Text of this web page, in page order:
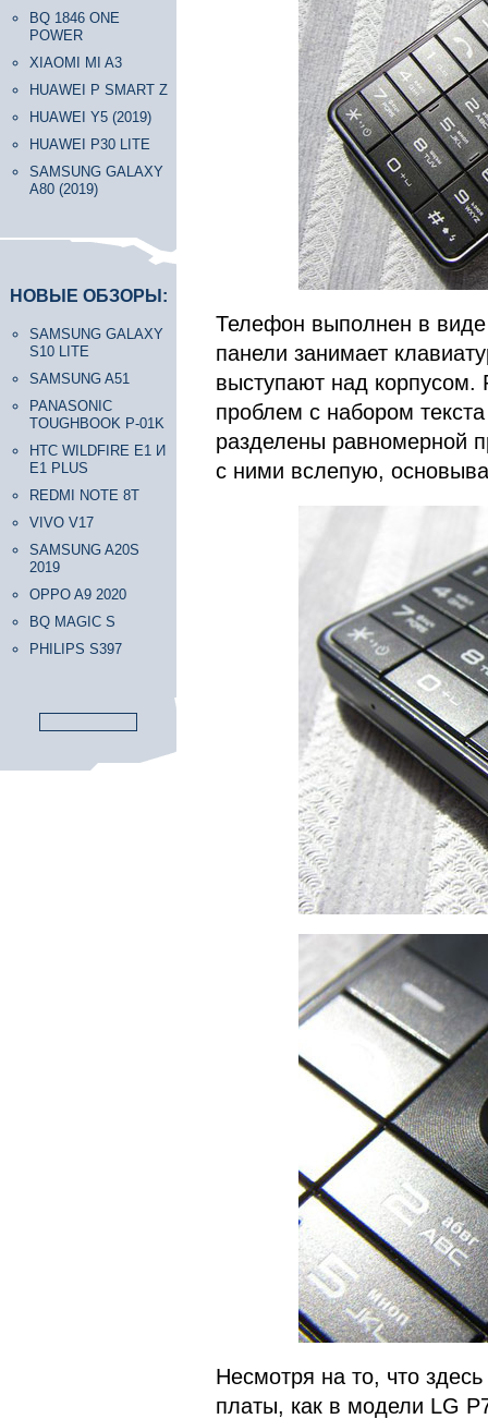
BQ 1846 ONE
POWER
XIAOMI MI A3
HUAWEI P SMART Z
HUAWEI Y5 (2019)
HUAWEI P30 LITE
SAMSUNG GALAXY
A80 (2019)
НОВЫЕ ОБЗОРЫ:
SAMSUNG GALAXY
S10 LITE
SAMSUNG A51
PANASONIC
TOUGHBOOK P-01K
HTC WILDFIRE E1 И
E1 PLUS
REDMI NOTE 8T
VIVO V17
SAMSUNG A20S
2019
OPPO A9 2020
BQ MAGIC S
PHILIPS S397
Телефон выполнен в
панели занимает
выступают над
проблем с набором
разделены равномерной
с ними вслепую,
Несмотря на то, что
платы, как в модели LG